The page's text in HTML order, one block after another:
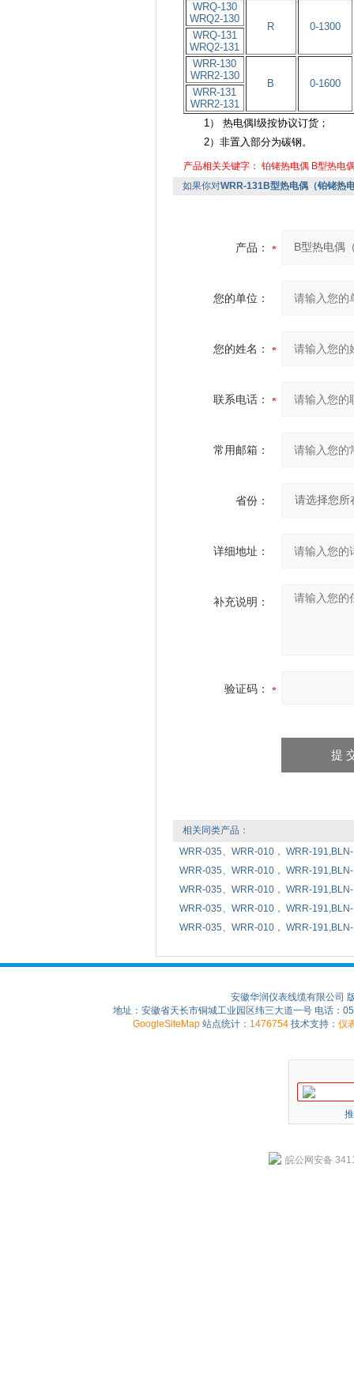
WRQ-130
WRQ2-130
R 0-1300
WRQ-131
WRQ2-131
WRR-130
WRR2-130
B 0-1600
WRR-131
WRR2-131
1） 热电偶I级按协议订货；
2）非置入部分为碳钢。
产品相关关键字： 铂铑热电偶 B型热电
如果你对WRR-131B型热电偶（铂铑热
产品：
您的单位：
您的姓名：
联系电话：
常用邮箱：
省份：
详细地址：
补充说明：
验证码：
相关同类产品：
WRR-035、WRR-010， WRR-
WRR-035、WRR-010， WRR-
WRR-035、WRR-010， WRR-
WRR-035、WRR-010， WRR-
WRR-035、WRR-010， WRR-
安徽华润仪表线缆有限公司
地址：安徽省天长市铜城工业园区纬三大道一号 电话：
GoogleSiteMap 站点统计： 1476754 技术支持： 仪
皖公网安备